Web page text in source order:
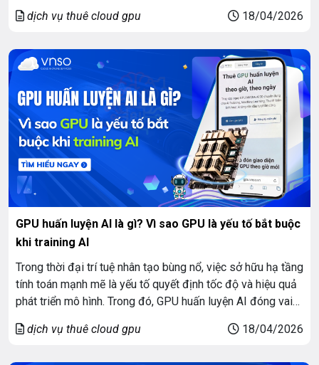
tất cả đều tiêu tốn thời gian và […]
dịch vụ thuê cloud gpu 18/04/2026
GPU huấn luyện AI là gì? Vì sao GPU là yếu tố bắt buộc
khi training AI
Trong thời đại trí tuệ nhân tạo bùng nổ, việc sở hữu hạ tầng
tính toán mạnh mẽ là yếu tố quyết định tốc độ và hiệu quả
phát triển mô hình. Trong đó, GPU huấn luyện AI đóng vai
[…]dịch vụ thuê cloud gpu 18/04/2026